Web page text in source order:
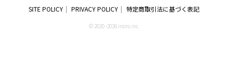
SITE POLICY PRIVACY POLICY 特定商取引法に基づく表記
© 2020 -2026 iroiro inc.